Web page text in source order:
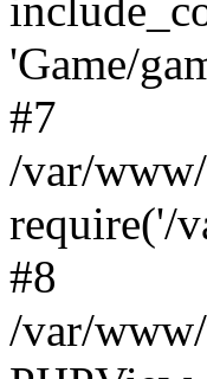
'Game/
#7
/var/
require('/
#8
/var/